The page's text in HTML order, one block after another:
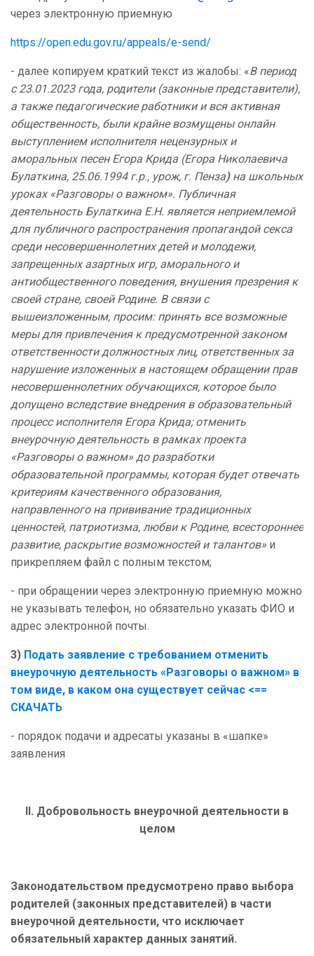
через электронную приемную
https://open.edu.gov.ru/appeals/e-send/
- далее копируем краткий текст из жалобы: «В период
с 23.01.2023 года, родители (законные представители),
а также педагогические работники и вся активная
общественность, были крайне возмущены онлайн
выступлением исполнителя нецензурных и
аморальных песен Егора Крида (Егора Николаевича
Булаткина, 25.06.1994 г.р., урож, г. Пенза) на школьных
уроках «Разговоры о важном». Публичная
деятельность Булаткина Е.Н. является неприемлемой
для публичного распространения пропагандой секса
среди несовершеннолетних детей и молодежи,
запрещенных азартных игр, аморального и
антиобщественного поведения, внушения презрения к
своей стране, своей Родине. В связи с
вышеизложенным, просим: принять все возможные
меры для привлечения к предусмотренной законом
ответственности должностных лиц, ответственных за
нарушение изложенных в настоящем обращении прав
несовершеннолетних обучающихся, которое было
допущено вследствие внедрения в образовательный
процесс исполнителя Егора Крида; отменить
внеурочную деятельность в рамках проекта
«Разговоры о важном» до разработки
образовательной программы, которая будет отвечать
критериям качественного образования,
направленного на прививание традиционных
ценностей, патриотизма, любви к Родине, всестороннее
развитие, раскрытие возможностей и талантов» и
прикрепляем файл с полным текстом;
- при обращении через электронную приемную можно
не указывать телефон, но обязательно указать ФИО и
адрес электронной почты.
3) Подать заявление с требованием отменить
внеурочную деятельность «Разговоры о важном» в
том виде, в каком она существует сейчас <==
СКАЧАТЬ
- порядок подачи и адресаты указаны в «шапке»
заявления
II. Добровольность внеурочной деятельности в
целом
Законодательством предусмотрено право выбора
родителей (законных представителей) в части
внеурочной деятельности, что исключает
обязательный характер данных занятий.